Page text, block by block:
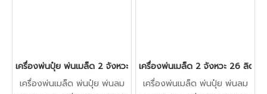
เครื่องพ่นปุ๋ย พ่นเมล็ด 2 จังหวะ 3 แรง พ่นไกล 10-15 เมตร Power
เครื่องพ่นเมล็ด พ่นปุ๋ย พ่นลม
เครื่องพ่นเมล็ด 2 จังหวะ 26 ลิตร
เครื่องพ่นเมล็ด พ่นปุ๋ย พ่นลม